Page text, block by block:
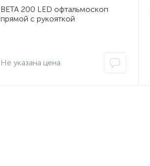
BETA 200 LED офтальмоскоп
прямой с рукояткой
Не указана цена